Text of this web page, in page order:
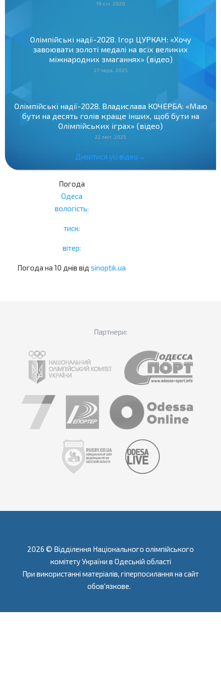
19 січ. 2026
Олімпійські надії-2028. Ігор ЦУРКАН: «Хочу
завоювати золоті медалі на всіх великих
міжнародних змаганнях» (відео)
27 черв. 2025
Олімпійські надії-2028. Владислава КОЧЕРБА: «Маю
бути на десять голів краще інших, щоб бути на
Олімпійських іграх» (відео)
22 лют. 2025
Дивитися усі відео→
Погода
Одеса
вологість:
тиск:
вітер:
Погода на 10 днів від sinoptik.ua
Партнери:
2026 © Відділення Національного олімпійського
комітету України в Одеській області
При використанні матеріалів, гіперпосилання на сайт
обов'язкове.